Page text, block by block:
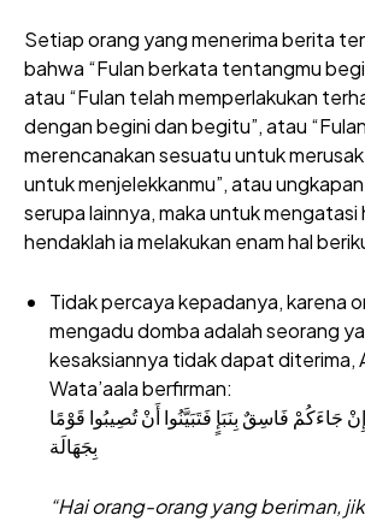
Setiap orang yang menerima berita
bahwa “Fulan berkata tentangmu
atau “Fulan telah memperlakukan
dengan begini dan begitu”, atau
merencanakan sesuatu untuk
untuk menjelekkanmu”, atau
serupa lainnya, maka untuk mengatasi
hendaklah ia melakukan enam hal
Tidak percaya kepadanya, karena
mengadu domba adalah seorang
kesaksiannya tidak dapat diterima,
Wata’aala berfirman:
إِنْ جَاءَكُمْ فَاسِقٌ بِنَبَإٍ فَتَبَيَّنُوا أَنْ تُصِيبُوا قَوْمًا
بِجَهَالَة
“Hai orang-orang yang beriman,